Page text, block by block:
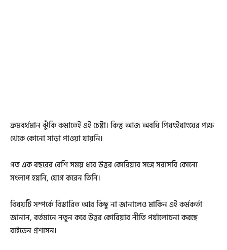
ক্রমবর্ধমান ঝুঁকি কমাতেই এই চেষ্টা। কিন্তু আজ অবধি পিয়ংইয়াংয়ের পক্ষ
থেকে কোনো সাড়া পাওয়া যায়নি।
গত এক বছরের বেশি সময় ধরে উত্তর কোরিয়ার সঙ্গে সরাসরি কোনো
সংলাপ হয়নি, যোগ করেন তিনি।
বিষয়টি সম্পর্কে বিস্তারিত আর কিছু না জানালেও মার্কিন এই কর্মকর্তা
জানান, বর্তমানে নতুন করে উত্তর কোরিয়ার নীতি পর্যালোচনা করছে
বাইডেন প্রশাসন।